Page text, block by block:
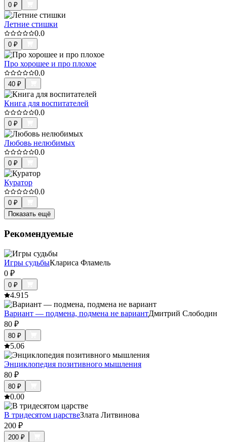
0 ₽
Летние стишки
0.0
0 ₽
Про хорошее и про плохое
0.0
40 ₽
Книга для воспитателей
0.0
0 ₽
Любовь нелюбимых
0.0
0 ₽
Куратор
0.0
0 ₽
Показать ещё
Рекомендуемые
Игры судьбыКлариса Фламель
0 ₽
0 ₽
4.915
Вариант — подмена, подмена не вариантДмитрий Слободин
80 ₽
80 ₽
5.06
Энциклопедия позитивного мышления
80 ₽
80 ₽
0.00
В тридесятом царствеЗлата Литвинова
200 ₽
200 ₽